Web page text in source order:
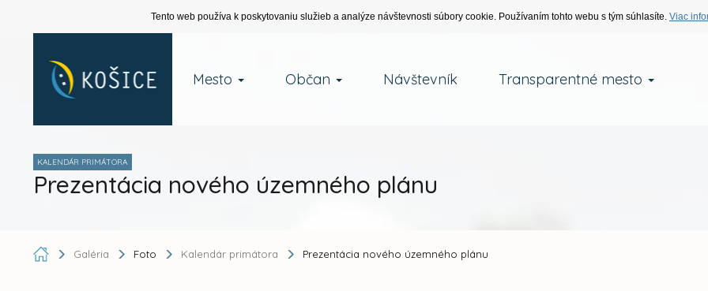
Tento web používa k poskytovaniu služieb a analýze návštevnosti súbory cookie. Používaním tohto webu s tým súhlasíte. Viac
Mesto Občan Návštevník Transparentné mesto
KALENDÁR PRIMÁTORA
Prezentácia nového územného plánu
Galéria Foto Kalendár primátora Prezentácia nového územného plánu